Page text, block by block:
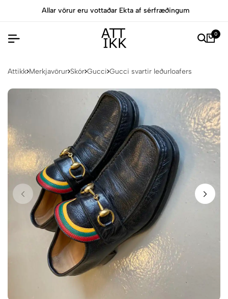
Allar vörur eru vottaðar Ekta af sérfræðingum
0
Attikk Merkjavörur Skór Gucci Gucci svartir leðurloafers